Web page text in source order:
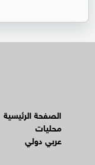
الصفحة الرئيسية
محليات
عربي دولي